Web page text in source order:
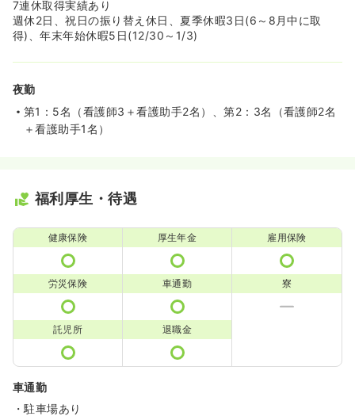
7連休取得実績あり
週休2日、祝日の振り替え休日、夏季休暇3日(6～8月中に取
得)、年末年始休暇5日(12/30～1/3)
夜勤
第1：5名（看護師3＋看護助手2名）、第2：3名（看護師2名
＋看護助手1名）
福利厚生・待遇
健康保険 厚生年金 雇用保険
労災保険 車通勤 寮
託児所 退職金
車通勤
・駐車場あり